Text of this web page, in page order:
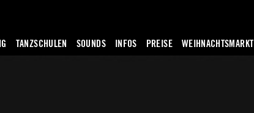
TANZSCHULEN SOUNDS INFOS PREISE WEIHNACHTSMARKT